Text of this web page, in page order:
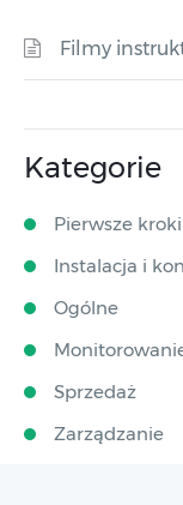
Filmy
Kategorie
Pierwsze kroki
Instalacja i
Ogólne
Sprzedaż
Zarządzanie